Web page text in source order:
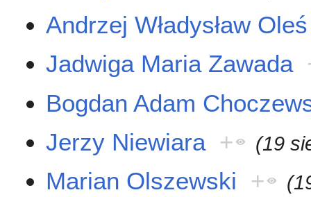
Andrzej Władysław Oleś
Jadwiga Maria Zawada
Bogdan Adam
Jerzy Niewiara + (19
Marian Olszewski +